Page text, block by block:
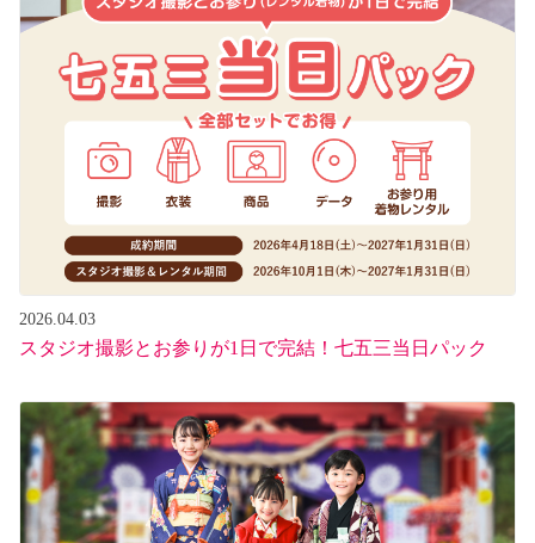
2026.04.03
スタジオ撮影とお参りが1日で完結！七五三当日パック